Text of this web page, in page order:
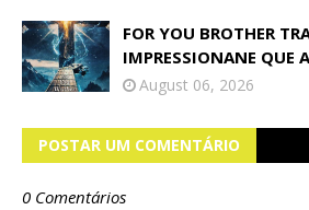
FOR YOU BROTHER
IMPRESSIONANE QUE
August 06, 2026
POSTAR UM COMENTÁRIO
0 Comentários